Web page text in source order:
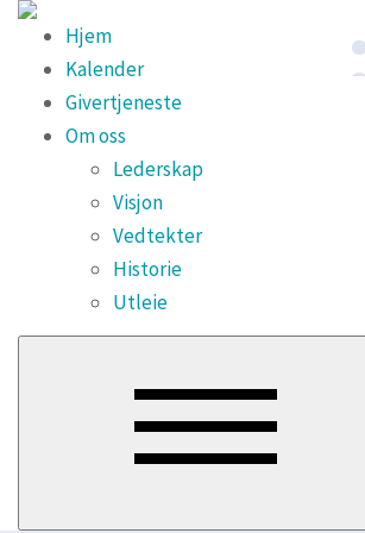
Hjem
Kalender
Givertjeneste
Om oss
Lederskap
Visjon
Vedtekter
Historie
Utleie